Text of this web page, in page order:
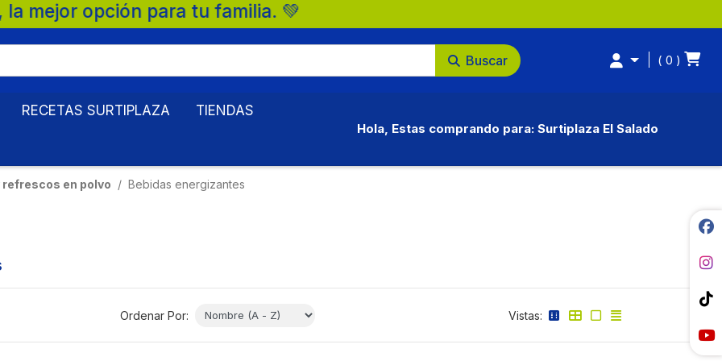
para tu familia. 💚
Buscar 0
RECETAS SURTIPLAZA TIENDAS
Hola, Estas comprando para: Surtiplaza El Salado
refrescos en polvo Bebidas energizantes
Ordenar Por: Vistas: